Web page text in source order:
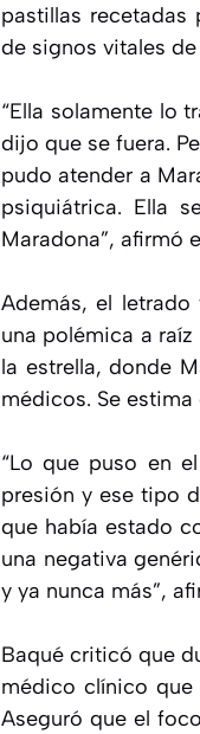
pastillas recetadas
de signos vitales de
“Ella solamente lo
dijo que se fuera.
pudo atender a
psiquiátrica. Ella
Maradona”, afirmó
Además, el
una polémica a
la estrella, donde
médicos. Se
“Lo que puso en
presión y ese tipo
que había estado
una negativa
y ya nunca más”,
Baqué criticó que
médico clínico que
Aseguró que el